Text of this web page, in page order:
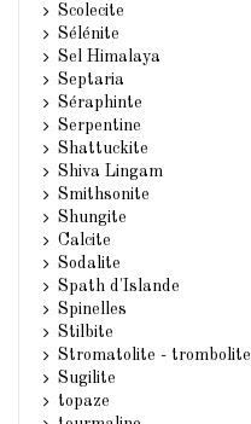
Scolecite
Sélénite
Sel Himalaya
Septaria
Séraphinte
Serpentine
Shattuckite
Shiva Lingam
Smithsonite
Shungite
Calcite
Sodalite
Spath d'Islande
Spinelles
Stilbite
Stromatolite - trombolite
Sugilite
topaze